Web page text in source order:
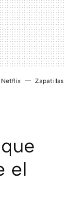
Netflix Zapatillas
el